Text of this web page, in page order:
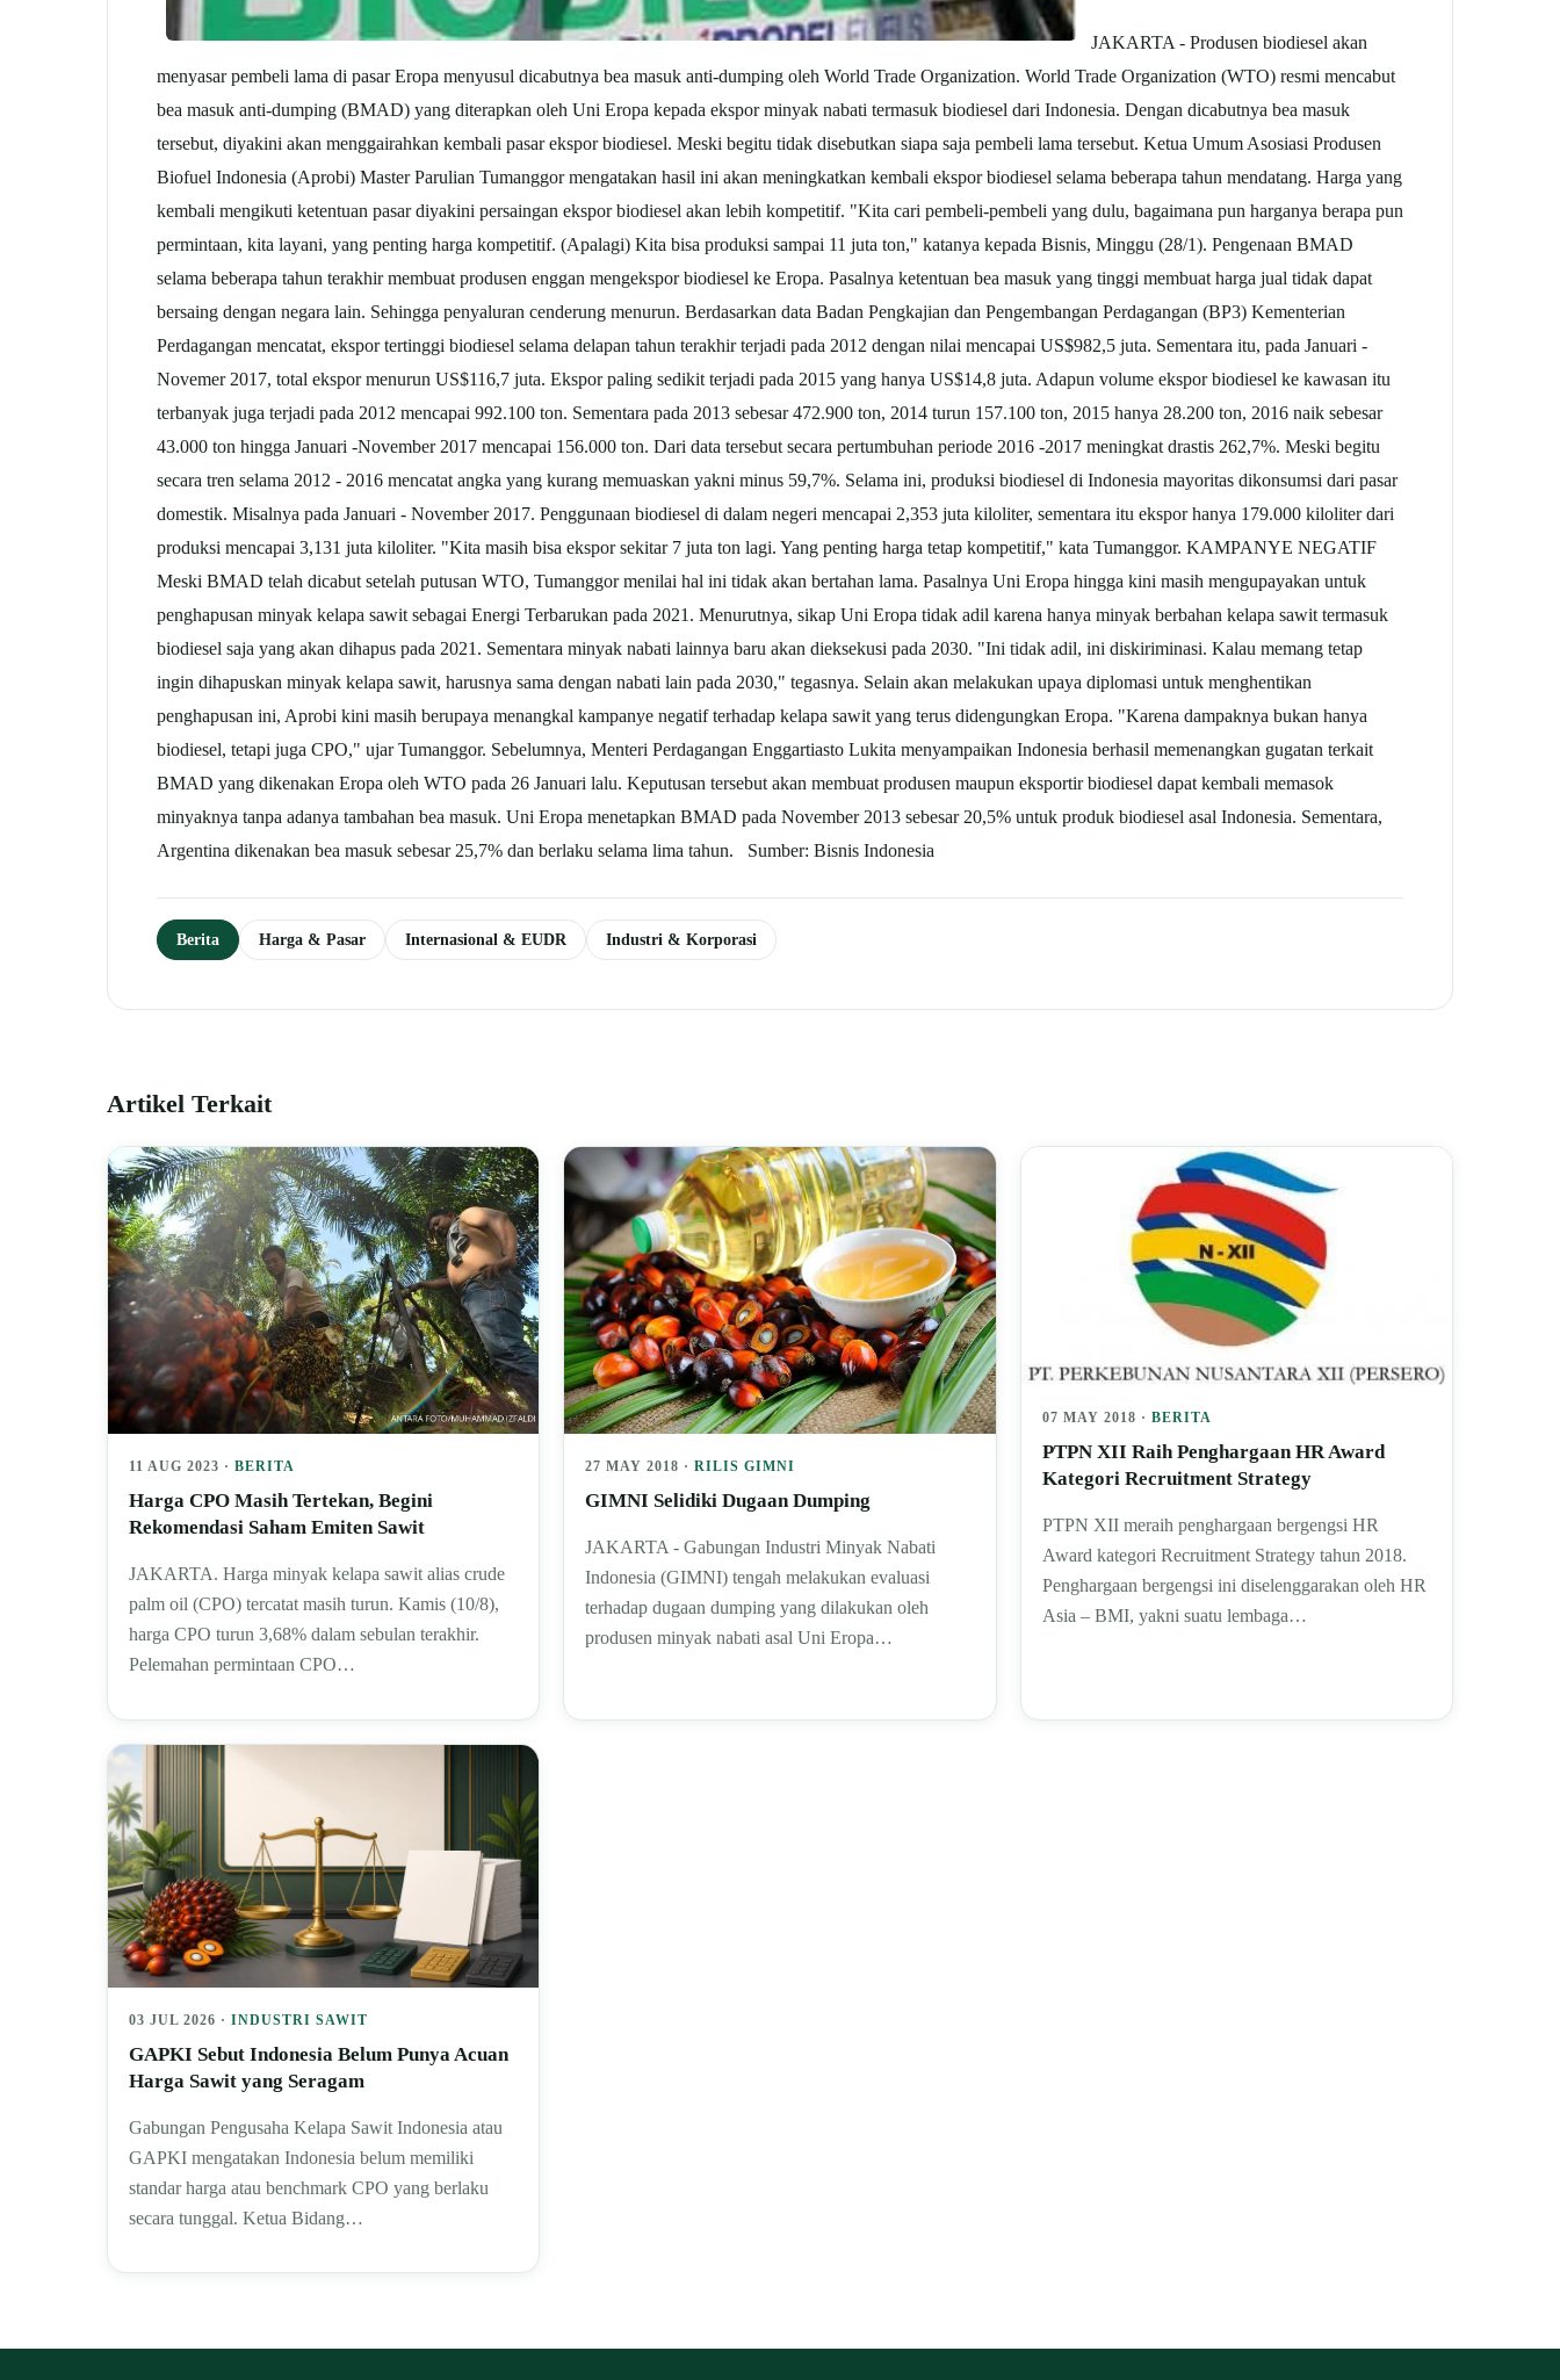
JAKARTA - Produsen biodiesel akan
menyasar pembeli lama di pasar Eropa menyusul dicabutnya bea masuk anti-dumping oleh World Trade Organization. World Trade Organization (WTO) resmi mencabut
bea masuk anti-dumping (BMAD) yang diterapkan oleh Uni Eropa kepada ekspor minyak nabati termasuk biodiesel dari Indonesia. Dengan dicabutnya bea masuk
tersebut, diyakini akan menggairahkan kembali pasar ekspor biodiesel. Meski begitu tidak disebutkan siapa saja pembeli lama tersebut. Ketua Umum Asosiasi Produsen
Biofuel Indonesia (Aprobi) Master Parulian Tumanggor mengatakan hasil ini akan meningkatkan kembali ekspor biodiesel selama beberapa tahun mendatang. Harga yang
kembali mengikuti ketentuan pasar diyakini persaingan ekspor biodiesel akan lebih kompetitif. "Kita cari pembeli-pembeli yang dulu, bagaimana pun harganya berapa pun
permintaan, kita layani, yang penting harga kompetitif. (Apalagi) Kita bisa produksi sampai 11 juta ton," katanya kepada Bisnis, Minggu (28/1). Pengenaan BMAD
selama beberapa tahun terakhir membuat produsen enggan mengekspor biodiesel ke Eropa. Pasalnya ketentuan bea masuk yang tinggi membuat harga jual tidak dapat
bersaing dengan negara lain. Sehingga penyaluran cenderung menurun. Berdasarkan data Badan Pengkajian dan Pengembangan Perdagangan (BP3) Kementerian
Perdagangan mencatat, ekspor tertinggi biodiesel selama delapan tahun terakhir terjadi pada 2012 dengan nilai mencapai US$982,5 juta. Sementara itu, pada Januari -
Novemer 2017, total ekspor menurun US$116,7 juta. Ekspor paling sedikit terjadi pada 2015 yang hanya US$14,8 juta. Adapun volume ekspor biodiesel ke kawasan itu
terbanyak juga terjadi pada 2012 mencapai 992.100 ton. Sementara pada 2013 sebesar 472.900 ton, 2014 turun 157.100 ton, 2015 hanya 28.200 ton, 2016 naik sebesar
43.000 ton hingga Januari -November 2017 mencapai 156.000 ton. Dari data tersebut secara pertumbuhan periode 2016 -2017 meningkat drastis 262,7%. Meski begitu
secara tren selama 2012 - 2016 mencatat angka yang kurang memuaskan yakni minus 59,7%. Selama ini, produksi biodiesel di Indonesia mayoritas dikonsumsi dari pasar
domestik. Misalnya pada Januari - November 2017. Penggunaan biodiesel di dalam negeri mencapai 2,353 juta kiloliter, sementara itu ekspor hanya 179.000 kiloliter dari
produksi mencapai 3,131 juta kiloliter. "Kita masih bisa ekspor sekitar 7 juta ton lagi. Yang penting harga tetap kompetitif," kata Tumanggor. KAMPANYE NEGATIF
Meski BMAD telah dicabut setelah putusan WTO, Tumanggor menilai hal ini tidak akan bertahan lama. Pasalnya Uni Eropa hingga kini masih mengupayakan untuk
penghapusan minyak kelapa sawitsebagai Energi Terbarukan pada 2021. Menurutnya, sikap Uni Eropa tidak adil karena hanya minyak berbahan kelapa sawittermasuk
biodiesel saja yang akan dihapus pada 2021. Sementara minyak nabati lainnya baru akan dieksekusi pada 2030. "Ini tidak adil, ini diskiriminasi. Kalau memang tetap
ingin dihapuskan minyak kelapa sawit, harusnya sama dengan nabati lain pada 2030," tegasnya. Selain akan melakukan upaya diplomasi untuk menghentikan
penghapusan ini, Aprobi kini masih berupaya menangkal kampanye negatif terhadap kelapa sawityang terus didengungkan Eropa. "Karena dampaknya bukan hanya
biodiesel, tetapi juga CPO," ujar Tumanggor. Sebelumnya, Menteri Perdagangan Enggartiasto Lukita menyampaikan Indonesia berhasil memenangkan gugatan terkait
BMAD yang dikenakan Eropa oleh WTO pada 26 Januari lalu. Keputusan tersebut akan membuat produsen maupun eksportir biodiesel dapat kembali memasok
minyaknya tanpa adanya tambahan bea masuk. Uni Eropa menetapkan BMAD pada November 2013 sebesar 20,5% untuk produk biodiesel asal Indonesia. Sementara,
Argentina dikenakan bea masuk sebesar 25,7% dan berlaku selama lima tahun. Sumber: Bisnis Indonesia
Berita Harga & Pasar Internasional & EUDR Industri & Korporasi
Artikel Terkait
11 AUG 2023 · BERITA
Harga CPO Masih Tertekan, Begini
Rekomendasi Saham Emiten Sawit
JAKARTA. Harga minyak kelapa sawit alias crude
palm oil (CPO) tercatat masih turun. Kamis (10/8),
harga CPO turun 3,68% dalam sebulan terakhir.
Pelemahan permintaan CPO…
27 MAY 2018 ·RILIS GIMNI
GIMNI Selidiki Dugaan Dumping
JAKARTA - Gabungan Industri Minyak Nabati
Indonesia (GIMNI) tengah melakukan evaluasi
terhadap dugaan dumping yang dilakukan oleh
produsen minyak nabati asal Uni Eropa…
07 MAY 2018 · BERITA
PTPN XII Raih Penghargaan HR Award
Kategori Recruitment Strategy
PTPN XII meraih penghargaan bergengsi HR
Award kategori Recruitment Strategy tahun 2018.
Penghargaan bergengsi ini diselenggarakan oleh HR
Asia – BMI, yakni suatu lembaga…
03 JUL 2026 · INDUSTRI SAWIT
GAPKI Sebut Indonesia Belum Punya Acuan
Harga Sawit yang Seragam
Gabungan Pengusaha Kelapa Sawit Indonesia atau
GAPKI mengatakan Indonesia belum memiliki
standar harga atau benchmark CPO yang berlaku
secara tunggal. Ketua Bidang…